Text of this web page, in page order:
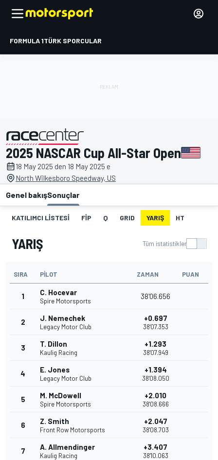
FORMULA 1TÜRK SPORCULAR
tarafından sunulmuştur
2025 NASCAR Cup All-Star Open
18 May 2025 den 18 May 2025 e
North Wilkesboro Speedway, US
Genel bakışSonuçlar
KATILIMCI LISTESI FIP Q GRID YARIŞ HT
YARIŞ Tüm istatistikler
SIRA PILOT ZAMAN PUAN
1 C. Hocevar
Spire Motorsports
38'06.656
2 J. Nemechek
Legacy Motor Club
+0.697
38'07.353
3 T. Dillon
Kaulig Racing
+1.293
38'07.949
4 E. Jones
Legacy Motor Club
+1.394
38'08.050
5 M. McDowell
Spire Motorsports
+2.010
38'08.666
6 Z. Smith
Front Row Motorsports
+2.047
38'08.703
7 A. Allmendinger
Kaulig Racing
+3.407
38'10.063